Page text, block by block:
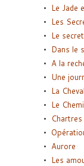
Le Jade
Les
Le
Dans le
A la
Une
La
Le
Aurore
Les